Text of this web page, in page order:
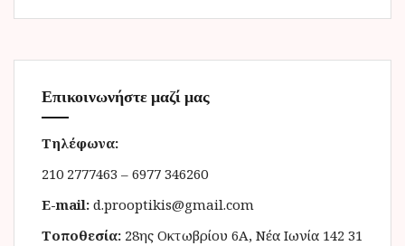
Επικοινωνήστε μαζί μας
Τηλέφωνα:
210 2777463 – 6977 346260
E-mail: d.prooptikis@gmail.com
Τοποθεσία: 28ης Οκτωβρίου 6Α, Νέα Ιωνία 142 31